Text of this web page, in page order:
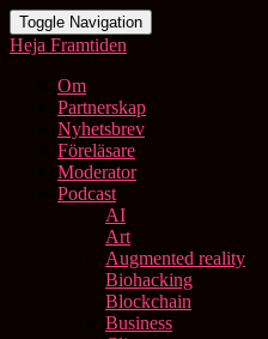
Toggle Navigation
Heja Framtiden
Om
Partnerskap
Nyhetsbrev
Föreläsare
Moderator
Podcast
AI
Art
Augmented reality
Biohacking
Blockchain
Business